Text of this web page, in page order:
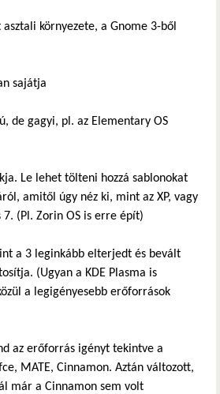
környezete, a Gnome 3-ből
sajátja
de gagyi, pl. az Elementary OS
Le lehet tölteni hozzá sablonokat
amitől úgy néz ki, mint az XP, vagy
(Pl. Zorin OS is erre épít)
a 3 leginkább elterjedt és bevált
(Ugyan a KDE Plasma is
a legigényesebb erőforrások
az erőforrás igényt tekintve a
MATE, Cinnamon. Aztán változott,
már a Cinnamon sem volt